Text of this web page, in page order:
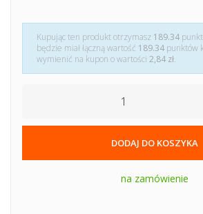
Kupując ten produkt otrzymasz 189.34
będzie miał łączną wartość 189.34 punktów
wymienić na kupon o wartości 2,84 zł.
DODAJ DO KOSZYKA
na zamówienie